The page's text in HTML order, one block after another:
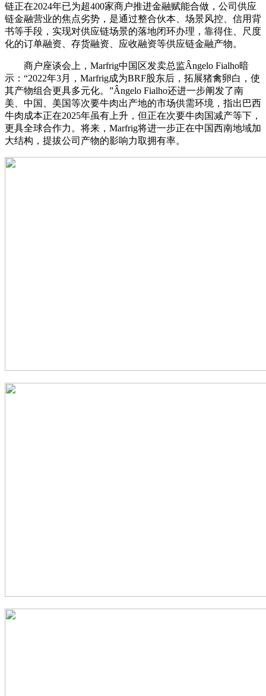
链正在2024年已为超400家商户推进金融赋能合做，公司供应
链金融营业的焦点劣势，是通过整合伙本、场景风控、信用背
书等手段，实现对供应链场景的落地闭环办理，靠得住、尺度
化的订单融资、存货融资、应收融资等供应链金融产物。
商户座谈会上，Marfrig中国区发卖总监Ângelo Fialho暗
示：“2022年3月，Marfrig成为BRF股东后，拓展猪禽卵白，使
其产物组合更具多元化。”Ângelo Fialho还进一步阐发了南
美、中国、美国等次要牛肉出产地的市场供需环境，指出巴西
牛肉成本正在2025年虽有上升，但正在次要牛肉国减产等下，
更具全球合作力。将来，Marfrig将进一步正在中国西南地域加
大结构，提拔公司产物的影响力取拥有率。